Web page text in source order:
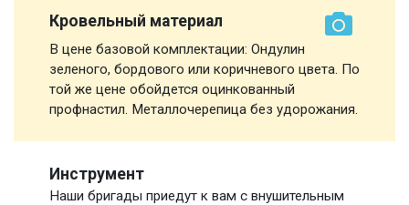
Кровельный материал
В цене базовой комплектации: Ондулин
зеленого, бордового или коричневого цвета. По
той же цене обойдется оцинкованный
профнастил. Металлочерепица без удорожания.
Инструмент
Наши бригады приедут к вам с внушительным